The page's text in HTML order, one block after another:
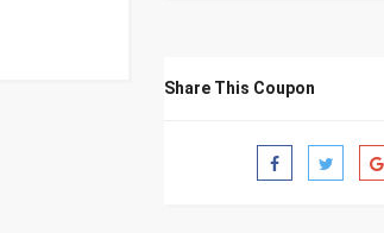
Share This Coupon